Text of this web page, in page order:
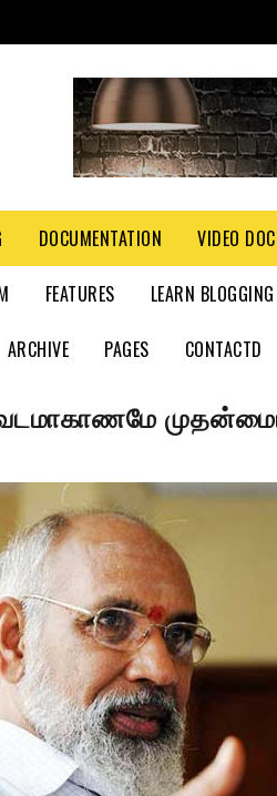
DOCUMENTATION VIDEO
FEATURES LEARN BLOGGING
ARCHIVE PAGES CONTACTD